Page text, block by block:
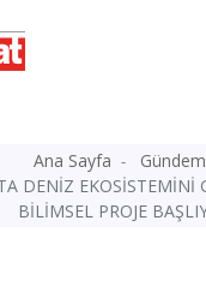
Ana Sayfa
Gündem
DENİZ EKOSİSTEMİNİ
BİLİMSEL PROJE